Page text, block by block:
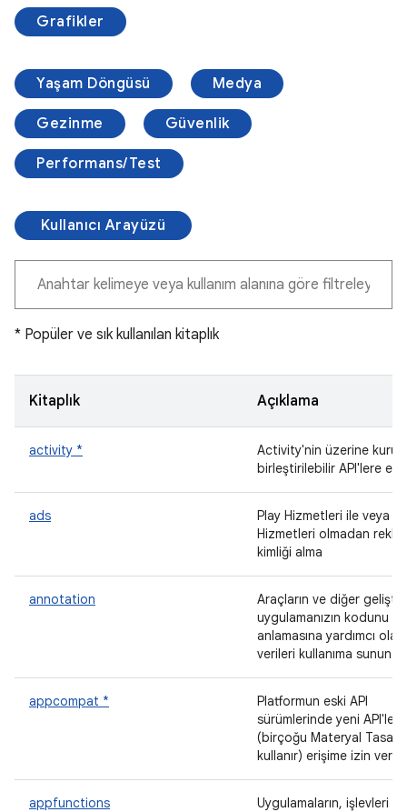
Grafikler
Yaşam Döngüsü Medya
Gezinme Güvenlik
Performans/Test
Kullanıcı Arayüzü
* Popüler ve sık kullanılan kitaplık
Kitaplık Açıklama
activity *
Activity'nin üzerine kurulu
birleştirilebilir API'lere
ads
Play Hizmetleri ile veya
Hizmetleri olmadan
kimliği alma
annotation
Araçların ve diğer
uygulamanızın kodunu
anlamasına yardımcı
verileri kullanıma sunun.
appcompat *
Platformun eski API
sürümlerinde yeni API'lere
(birçoğu Materyal
kullanır) erişime izin verir.
appfunctions
Uygulamaların, işlevleri ve